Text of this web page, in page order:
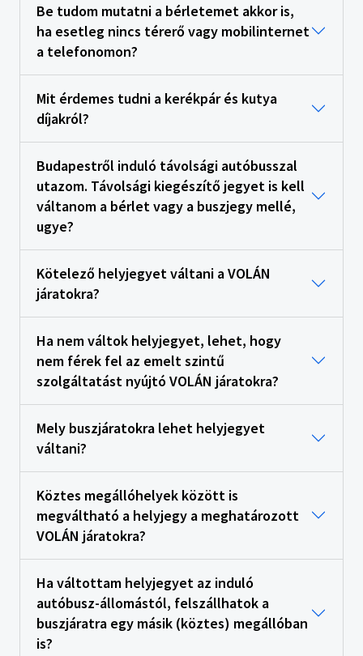
Be tudom mutatni a bérletemet akkor is,
ha esetleg nincs térerő vagy mobilinternet
a telefonomon?
Mit érdemes tudni a kerékpár és kutya
díjakról?
Budapestről induló távolsági autóbusszal
utazom. Távolsági kiegészítő jegyet is kell
váltanom a bérlet vagy a buszjegy mellé,
ugye?
Kötelező helyjegyet váltani a VOLÁN
járatokra?
Ha nem váltok helyjegyet, lehet, hogy
nem férek fel az emelt szintű
szolgáltatást nyújtó VOLÁN járatokra?
Mely buszjáratokra lehet helyjegyet
váltani?
Köztes megállóhelyek között is
megváltható a helyjegy a meghatározott
VOLÁN járatokra?
Ha váltottam helyjegyet az induló
autóbusz-állomástól, felszállhatok a
buszjáratra egy másik (köztes) megállóban
is?